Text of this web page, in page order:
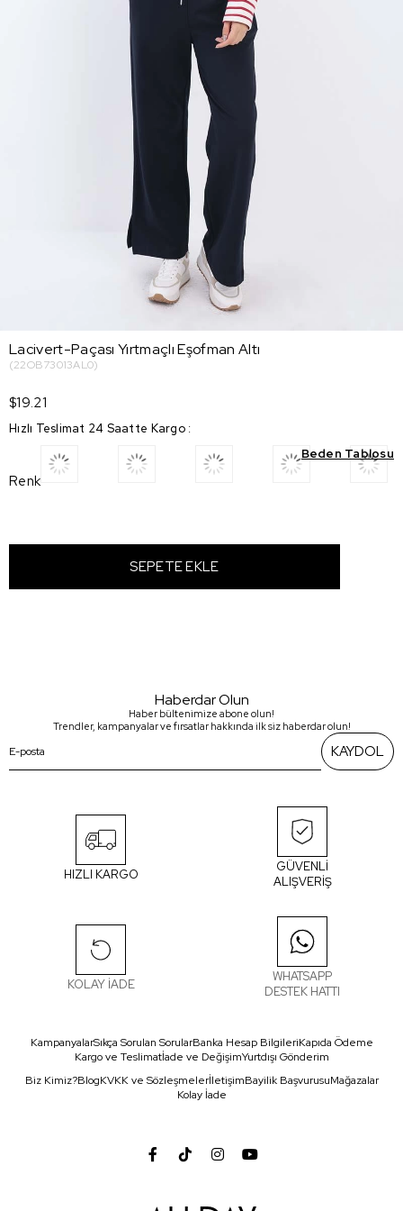
Lacivert-Paçası Yırtmaçlı Eşofman Altı
(22OB73013AL0)
$19.21
Hızlı Teslimat 24 Saatte Kargo :
Beden Tablosu
Renk
Haberdar Olun
Haber bültenimize abone olun!
Trendler, kampanyalar ve fırsatlar hakkında ilk siz haberdar olun!
KAYDOL
HIZLI KARGO
GÜVENLİ
ALIŞVERİŞ
KOLAY İADE
WHATSAPP
DESTEK HATTI
KampanyalarSıkça Sorulan SorularBanka Hesap BilgileriKapıda Ödeme
Kargo ve Teslimatİade ve DeğişimYurtdışı Gönderim
Biz Kimiz?BlogKVKK ve SözleşmelerİletişimBayilik BaşvurusuMağazalar
Kolay İade